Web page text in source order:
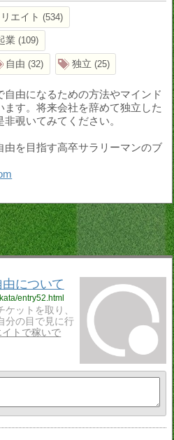
エイト 534
業 109
自由 32 独立 25
由になるための方法やマインド
す。将来会社を辞めて独立した
覗いてみてください。
由を目指す高卒サラリーマンのブ
由について
entry52.html
ットを取り、
分の目で見に行
トで稼いで